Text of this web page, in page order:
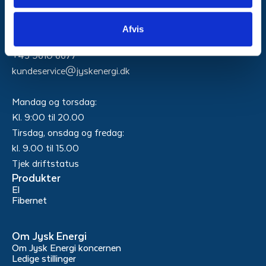
Afvis
Kundeservice
+45 9610 6677
kundeservice@jyskenergi.dk
Mandag og torsdag:
Kl. 9:00 til 20.00
Tirsdag, onsdag og fredag:
kl. 9.00 til 15.00
Tjek driftstatus
Produkter
El
Fibernet
Om Jysk Energi
Om Jysk Energi koncernen
Ledige stillinger